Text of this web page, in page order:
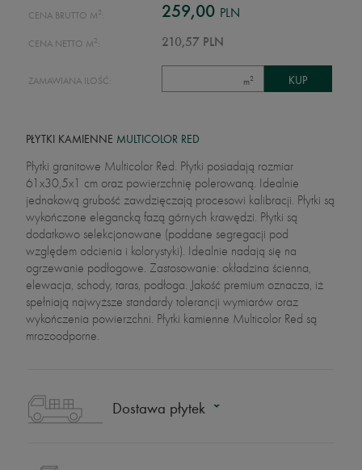
CENA BRUTTO M2: 259,00 PLN
CENA NETTO M2: 210,57 PLN
ZAMAWIANA ILOŚĆ: m2
PŁYTKI KAMIENNE MULTICOLOR RED
Płytki granitowe Multicolor Red. Płytki posiadają rozmiar
61x30,5x1 cm oraz powierzchnię polerowaną. Idealnie
jednakową grubość zawdzięczają procesowi kalibracji. Płytki są
wykończone elegancką fazą górnych krawędzi. Płytki są
dodatkowo selekcjonowane (poddane segregacji pod
względem odcienia i kolorystyki). Idealnie nadają się na
ogrzewanie podłogowe. Zastosowanie: okładzina ścienna,
elewacja, schody, taras, podłoga. Jakość premium oznacza, iż
spełniają najwyższe standardy tolerancji wymiarów oraz
wykończenia powierzchni. Płytki kamienne Multicolor Red są
mrozoodporne.
Dostawa płytek